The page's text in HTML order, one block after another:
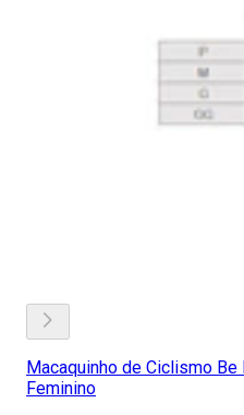
Macaquinho de Ciclismo
Feminino